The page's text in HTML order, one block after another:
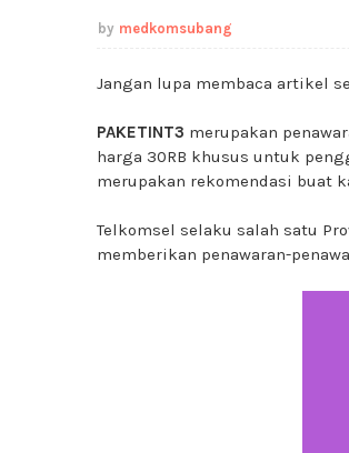
medkomsubang
Jangan lupa membaca artikel
PAKETINT3 merupakan
harga 30RB khusus untuk
merupakan rekomendasi buat
Telkomsel selaku salah satu
memberikan penawaran-